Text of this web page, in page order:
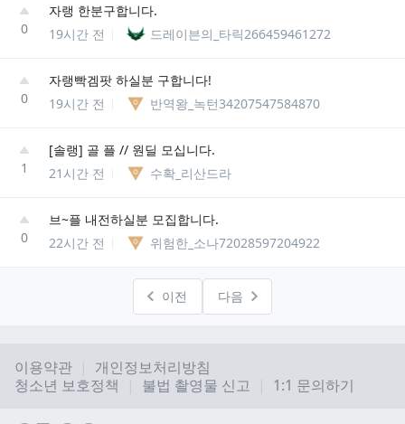
0
자랭 한분구합니다.
19시간 전
드레이븐의_타릭266459461272
0
자랭빡겜팟 하실분 구합니다!
19시간 전
반역왕_녹턴34207547584870
1
[솔랭] 골 플 // 원딜 모십니다.
21시간 전
수확_리산드라
0
브~플 내전하실분 모집합니다.
22시간 전
위험한_소나72028597204922
이전 다음
이용약관
개인정보처리방침
청소년 보호정책
불법 촬영물 신고 1:1 문의하기